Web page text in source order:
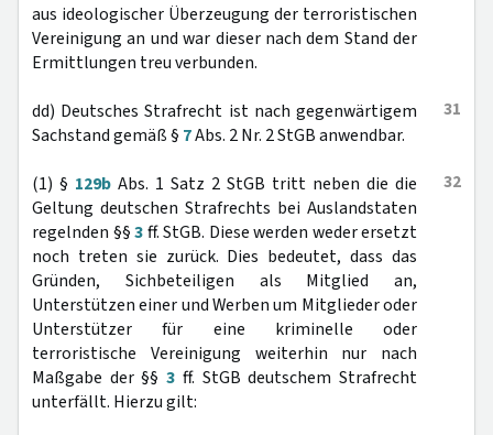
aus ideologischer Überzeugung der terroristischen
Vereinigung an und war dieser nach dem Stand der
Ermittlungen treu verbunden.
31
dd) Deutsches Strafrecht ist nach gegenwärtigem
Sachstand gemäß § 7Abs. 2 Nr. 2 StGB anwendbar.
32
(1) § 129b Abs. 1 Satz 2 StGB tritt neben die die
Geltung deutschen Strafrechts bei Auslandstaten
regelnden §§3ff. StGB. Diese werden weder ersetzt
noch treten sie zurück. Dies bedeutet, dass das
Gründen, Sichbeteiligen als Mitglied an,
Unterstützen einer und Werben um Mitglieder oder
Unterstützer für eine kriminelle oder
terroristische Vereinigung weiterhin nur nach
Maßgabe der §§3 ff. StGB deutschem Strafrecht
unterfällt. Hierzu gilt: